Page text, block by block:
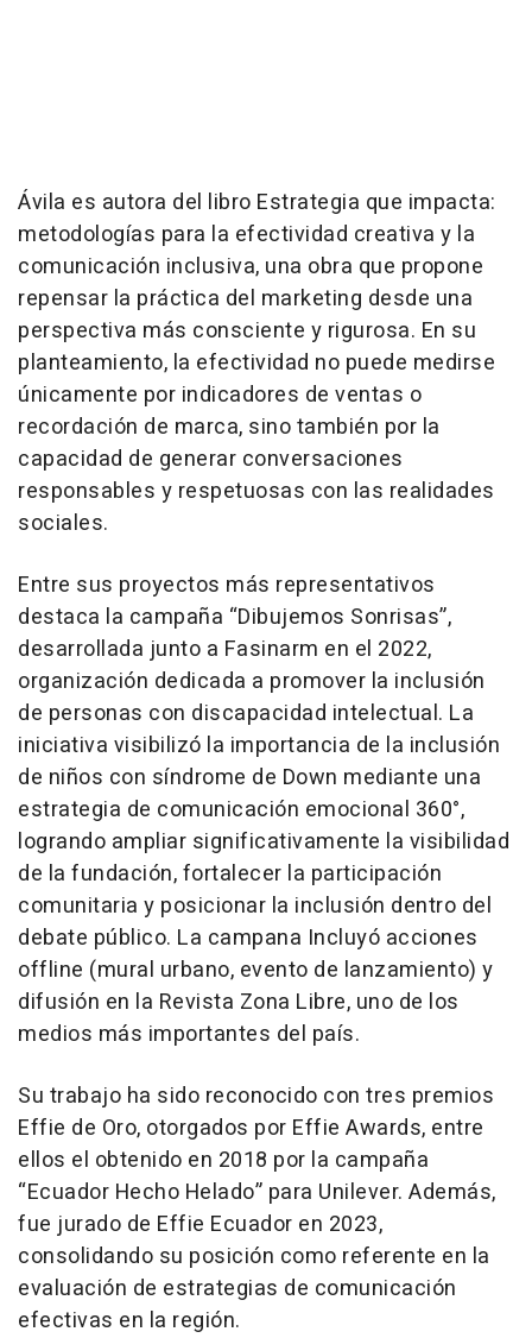
Ávila es autora del libro Estrategia que impacta:
metodologías para la efectividad creativa y la
comunicación inclusiva, una obra que propone
repensar la práctica del marketing desde una
perspectiva más consciente y rigurosa. En su
planteamiento, la efectividad no puede medirse
únicamente por indicadores de ventas o
recordación de marca, sino también por la
capacidad de generar conversaciones
responsables y respetuosas con las realidades
sociales.
Entre sus proyectos más representativos
destaca la campaña “Dibujemos Sonrisas”,
desarrollada junto a Fasinarm en el 2022,
organización dedicada a promover la inclusión
de personas con discapacidad intelectual. La
iniciativa visibilizó la importancia de la inclusión
de niños con síndrome de Down mediante una
estrategia de comunicación emocional 360°,
logrando ampliar significativamente la visibilidad
de la fundación, fortalecer la participación
comunitaria y posicionar la inclusión dentro del
debate público. La campana Incluyó acciones
offline (mural urbano, evento de lanzamiento) y
difusión en la Revista Zona Libre, uno de los
medios más importantes del país.
Su trabajo ha sido reconocido con tres premios
Effie de Oro, otorgados por Effie Awards, entre
ellos el obtenido en 2018 por la campaña
“Ecuador Hecho Helado” para Unilever. Además,
fue jurado de Effie Ecuador en 2023,
consolidando su posición como referente en la
evaluación de estrategias de comunicación
efectivas en la región.